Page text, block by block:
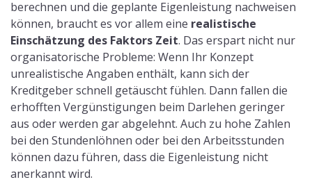
berechnen und die geplante Eigenleistung nachweisen
können, braucht es vor allem eine realistische
Einschätzung des Faktors Zeit. Das erspart nicht nur
organisatorische Probleme: Wenn Ihr Konzept
unrealistische Angaben enthält, kann sich der
Kreditgeber schnell getäuscht fühlen. Dann fallen die
erhofften Vergünstigungen beim Darlehen geringer
aus oder werden gar abgelehnt. Auch zu hohe Zahlen
bei den Stundenlöhnen oder bei den Arbeitsstunden
können dazu führen, dass die Eigenleistung nicht
anerkannt wird.